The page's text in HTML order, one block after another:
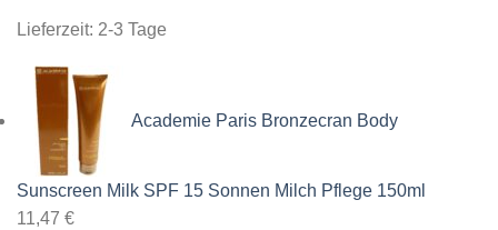
Lieferzeit: 2-3 Tage
Academie Paris Bronzecran Body
Sunscreen Milk SPF 15 Sonnen Milch Pflege 150ml
11,47 €